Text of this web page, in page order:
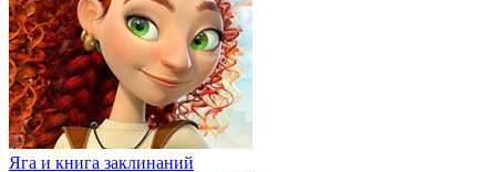
Яга и книга заклинаний